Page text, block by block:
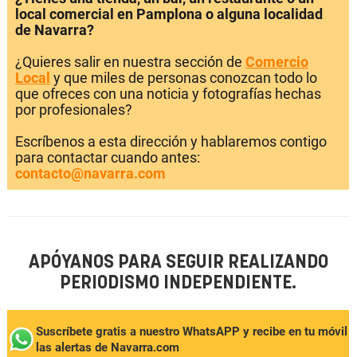
local comercial en Pamplona o alguna localidad
de Navarra?
¿Quieres salir en nuestra sección de Comercio
Local y que miles de personas conozcan todo lo
que ofreces con una noticia y fotografías hechas
por profesionales?
Escríbenos a esta dirección y hablaremos contigo
para contactar cuando antes:
contacto@navarra.com
APÓYANOS PARA SEGUIR REALIZANDO
PERIODISMO INDEPENDIENTE.
Suscríbete gratis a nuestro WhatsAPP y recibe en tu móvil
las alertas de Navarra.com